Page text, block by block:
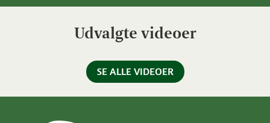
Udvalgte videoer
SE ALLE VIDEOER